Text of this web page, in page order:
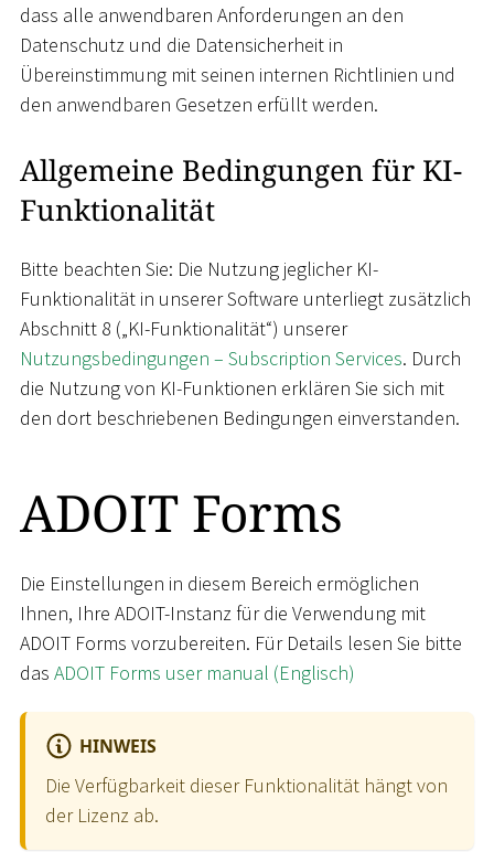
dass alle anwendbaren Anforderungen an den
Datenschutz und die Datensicherheit in
Übereinstimmung mit seinen internen Richtlinien und
den anwendbaren Gesetzen erfüllt werden.
Allgemeine Bedingungen für KI-
Funktionalität
Bitte beachten Sie: Die Nutzung jeglicher KI-
Funktionalität in unserer Software unterliegt zusätzlich
Abschnitt 8 („KI-Funktionalität“) unserer
Nutzungsbedingungen – Subscription Services. Durch
die Nutzung von KI-Funktionen erklären Sie sich mit
den dort beschriebenen Bedingungen einverstanden.
ADOIT Forms
Die Einstellungen in diesem Bereich ermöglichen
Ihnen, Ihre ADOIT-Instanz für die Verwendung mit
ADOIT Forms vorzubereiten. Für Details lesen Sie bitte
das ADOIT Forms user manual (Englisch)
HINWEIS
Die Verfügbarkeit dieser Funktionalität hängt von
der Lizenz ab.